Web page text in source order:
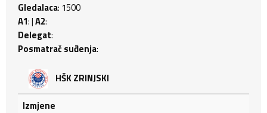
Gledalaca: 1500
A1: |A2:
Delegat:
Posmatrač suđenja:
HŠK ZRINJSKI
Izmjene